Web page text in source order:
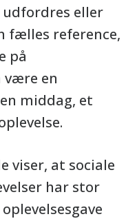
udfordres eller
fælles reference,
på
være en
middag, et
viser, at sociale
har stor